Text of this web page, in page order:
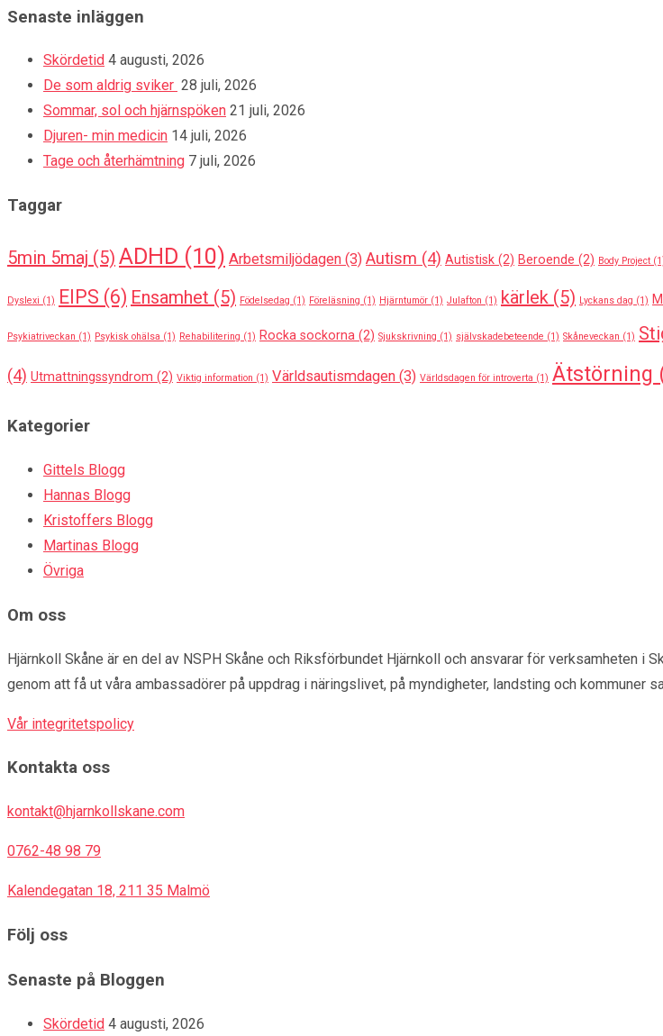
Senaste inläggen
Skördetid 4 augusti, 2026
De som aldrig sviker 28 juli, 2026
Sommar, sol och hjärnspöken 21 juli, 2026
Djuren- min medicin 14 juli, 2026
Tage och återhämtning 7 juli, 2026
Taggar
5min 5maj (5) ADHD (10) Arbetsmiljödagen (3) Autism (4) Autistisk (2) Beroende (2) Body Project
Dyslexi (1) EIPS (6) Ensamhet (5) Födelsedag (1) Föreläsning (1) Hjärntumör (1) Julafton (1) kärlek (5) Lyckans dag (1)
Psykiatriveckan (1) Psykisk ohälsa (1) Rehabilitering (1) Rocka sockorna (2) Sjukskrivning (1) självskadebeteende (1) Skåneveckan (1)
(4) Utmattningssyndrom (2) Viktig information (1) Världsautismdagen (3) Världsdagen för introverta (1) Ätstörning
Kategorier
Gittels Blogg
Hannas Blogg
Kristoffers Blogg
Martinas Blogg
Övriga
Om oss
Hjärnkoll Skåne är en del av NSPH Skåne och Riksförbundet Hjärnkoll och ansvarar för verksamheten i
genom att få ut våra ambassadörer på uppdrag i näringslivet, på myndigheter, landsting och kommuner
Vår integritetspolicy
Kontakta oss
kontakt@hjarnkollskane.com
0762-48 98 79
Kalendegatan 18, 211 35 Malmö
Följ oss
Senaste på Bloggen
Skördetid 4 augusti, 2026